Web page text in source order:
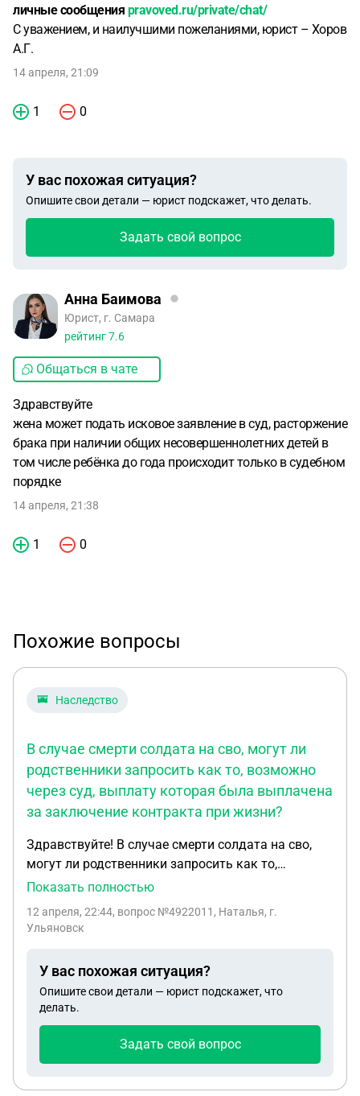
личные сообщения pravoved.ru/private/chat/
С уважением, и наилучшими пожеланиями, юрист – Хоров
А.Г.
14 апреля, 21:09
1 0
У вас похожая ситуация?
Опишите свои детали — юрист подскажет, что делать.
Задать свой вопрос
Анна Баимова
Юрист, г. Самара
рейтинг7.6
Общаться в чате
Здравствуйте
жена может подать исковое заявление в суд, расторжение
брака при наличии общих несовершеннолетних детей в
том числе ребёнка до года происходит только в судебном
порядке
14 апреля, 21:38
1 0
Похожие вопросы
Наследство
В случае смерти солдата на сво, могут ли
родственники запросить как то, возможно
через суд, выплату которая была выплачена
за заключение контракта при жизни?
Здравствуйте! В случае смерти солдата на сво,
могут ли родственники запросить как то,
возможно через суд , выплату которая была
Дело в том что мужчина жил с гражданской
ли сын запросить по закону деньги выплаченные
солдату при жизни за заключение контакта на
службу?
Показать полностью
12 апреля, 22:44, вопрос №4922011, Наталья, г.
Ульяновск
У вас похожая ситуация?
Опишите свои детали — юрист подскажет, что
делать.
Задать свой вопрос